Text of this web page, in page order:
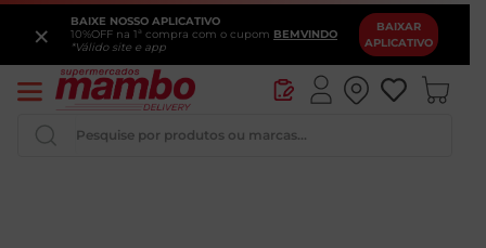
BAIXE NOSSO APLICATIVO
10%OFF na 1ª compra com o cupom BEMVINDO
*Válido site e app
BAIXAR
APLICATIVO
×
Pesquise por produtos ou marcas...